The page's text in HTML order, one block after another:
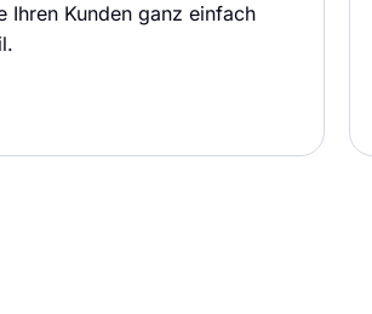
Ihren Kunden ganz einfach